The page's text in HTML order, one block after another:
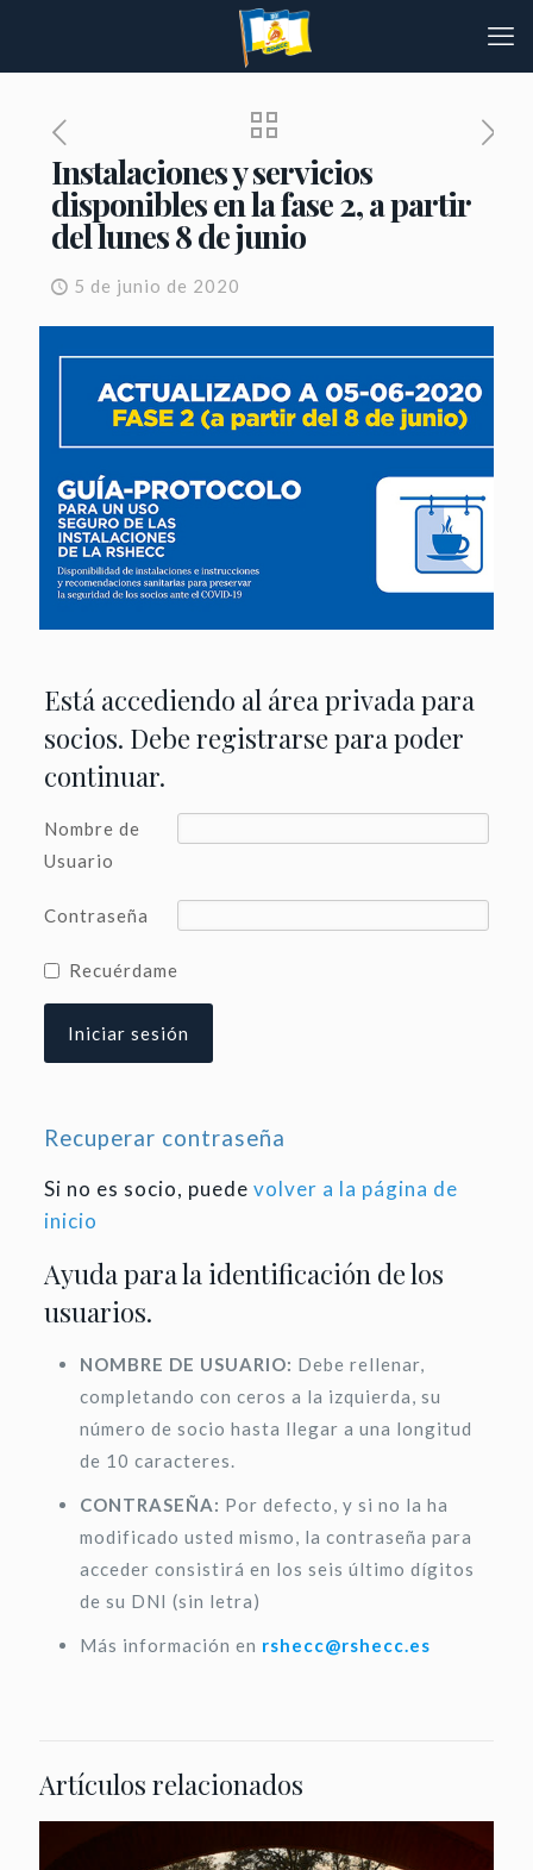
Instalaciones y servicios
disponibles en la fase 2, a partir
del lunes 8 de junio
5 de junio de 2020
Está accediendo al área privada para
socios. Debe registrarse para poder
continuar.
Nombre de
Usuario
Contraseña
Recuérdame
Recuperar contraseña
Si no es socio, puede volver a la página de
inicio
Ayuda para la identificación de los
usuarios.
NOMBRE DE USUARIO: Debe rellenar,
completando con ceros a la izquierda, su
número de socio hasta llegar a una longitud
de 10 caracteres.
CONTRASEÑA: Por defecto, y si no la ha
modificado usted mismo, la contraseña para
acceder consistirá en los seis último dígitos
de su DNI (sin letra)
Más información en rshecc@rshecc.es
Artículos relacionados